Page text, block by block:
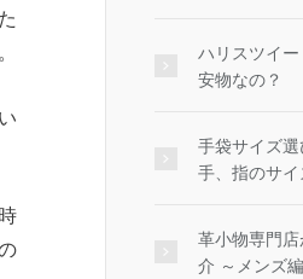
ハリスツイ
安物なの？
手袋サイズ
手、指のサ
革小物専門
介 ～メンズ